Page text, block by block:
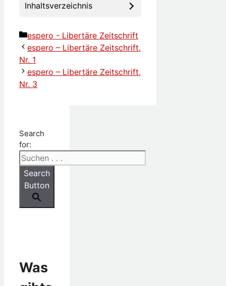
Inhaltsverzeichnis
Kategorien
espero - Libertäre Zeitschrift
espero – Libertäre Zeitschrift,
Nr. 1
espero – Libertäre Zeitschrift,
Nr. 3
Search
for:
Search
Button
Was